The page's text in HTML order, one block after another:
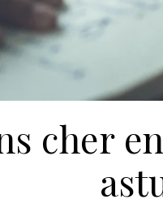
cher